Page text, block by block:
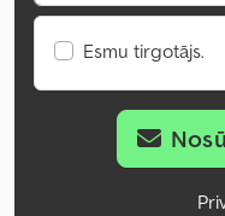
Esmu tirgotājs.